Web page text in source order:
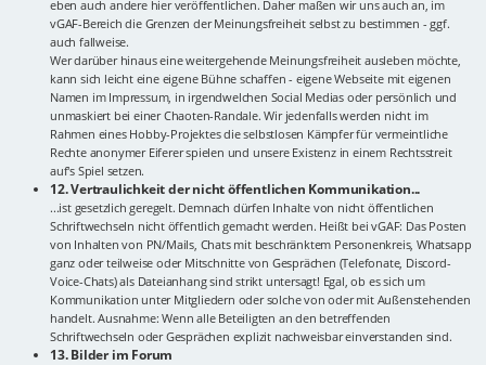
eben auch andere hier veröffentlichen. Daher maßen wir uns auch an, im
vGAF-Bereich die Grenzen der Meinungsfreiheit selbst zu bestimmen - ggf.
auch fallweise.
Wer darüber hinaus eine weitergehende Meinungsfreiheit ausleben möchte,
kann sich leicht eine eigene Bühne schaffen - eigene Webseite mit eigenen
Namen im Impressum, in irgendwelchen Social Medias oder persönlich und
unmaskiert bei einer Chaoten-Randale. Wir jedenfalls werden nicht im
Rahmen eines Hobby-Projektes die selbstlosen Kämpfer für vermeintliche
Rechte anonymer Eiferer spielen und unsere Existenz in einem Rechtsstreit
auf's Spiel setzen.
12. Vertraulichkeit der nicht öffentlichen Kommunikation...
...ist gesetzlich geregelt. Demnach dürfen Inhalte von nicht öffentlichen
Schriftwechseln nicht öffentlich gemacht werden. Heißt bei vGAF: Das Posten
von Inhalten von PN/Mails, Chats mit beschränktem Personenkreis, Whatsapp
ganz oder teilweise oder Mitschnitte von Gesprächen (Telefonate, Discord-
Voice-Chats) als Dateianhang sind strikt untersagt! Egal, ob es sich um
Kommunikation unter Mitgliedern oder solche von oder mit Außenstehenden
handelt. Ausnahme: Wenn alle Beteiligten an den betreffenden
Schriftwechseln oder Gesprächen explizit nachweisbar einverstanden sind.
13. Bilder im Forum